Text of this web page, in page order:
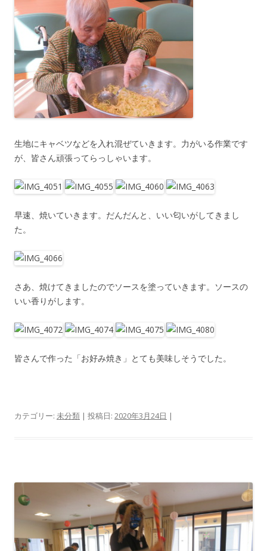
生地にキャベツなどを入れ混ぜていきます。力がいる作業です
が、皆さん頑張ってらっしゃいます。
早速、焼いていきます。だんだんと、いい匂いがしてきまし
た。
さあ、焼けてきましたのでソースを塗っていきます。ソースの
いい香りがします。
皆さんで作った「お好み焼き」とても美味しそうでした。
カテゴリー: 未分類 | 投稿日: 2020年3月24日 |